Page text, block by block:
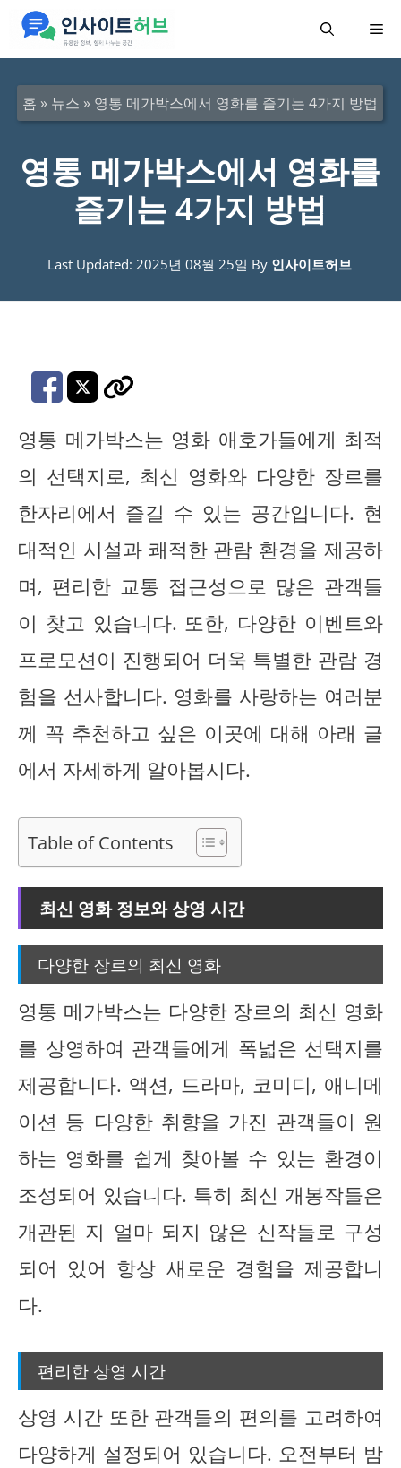
메
홈 » 뉴스 » 영통 메가박스에서 영화를 즐기는 4가지 방법
영통 메가박스에서 영화를
즐기는 4가지 방법
Last Updated: 2025년 08월 25일 By 인사이트허브
영통 메가박스는 영화 애호가들에게 최적
의 선택지로, 최신 영화와 다양한 장르를
한자리에서 즐길 수 있는 공간입니다. 현
대적인 시설과 쾌적한 관람 환경을 제공하
며, 편리한 교통 접근성으로 많은 관객들
이 찾고 있습니다. 또한, 다양한 이벤트와
프로모션이 진행되어 더욱 특별한 관람 경
험을 선사합니다. 영화를 사랑하는 여러분
께 꼭 추천하고 싶은 이곳에 대해 아래 글
에서 자세하게 알아봅시다.
Table of Contents
최신 영화 정보와 상영 시간
다양한 장르의 최신 영화
영통 메가박스는 다양한 장르의 최신 영화
를 상영하여 관객들에게 폭넓은 선택지를
제공합니다. 액션, 드라마, 코미디, 애니메
이션 등 다양한 취향을 가진 관객들이 원
하는 영화를 쉽게 찾아볼 수 있는 환경이
조성되어 있습니다. 특히 최신 개봉작들은
개관된 지 얼마 되지 않은 신작들로 구성
되어 있어 항상 새로운 경험을 제공합니
다.
편리한 상영 시간
상영 시간 또한 관객들의 편의를 고려하여
다양하게 설정되어 있습니다. 오전부터 밤